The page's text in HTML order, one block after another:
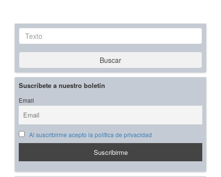
Texto
Buscar
Suscríbete a nuestro boletín
Email
Al suscribirme acepto la política de privacidad